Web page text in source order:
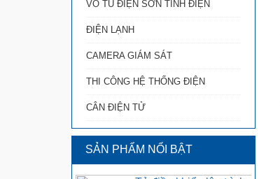
VỎ TỦ ĐIỆN SƠN TĨNH ĐIỆN
ĐIỆN LẠNH
CAMERA GIÁM SÁT
THI CÔNG HỆ THỐNG ĐIỆN
CÂN ĐIỆN TỬ
SẢN PHẨM NỔI BẬT